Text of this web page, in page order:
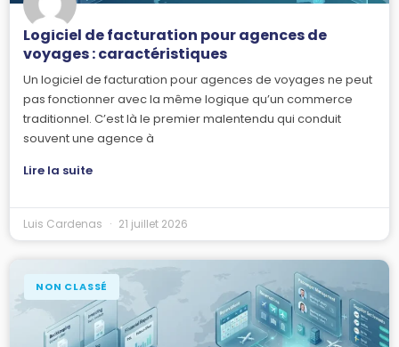
Logiciel de facturation pour agences de
voyages : caractéristiques
Un logiciel de facturation pour agences de voyages ne peut
pas fonctionner avec la même logique qu’un commerce
traditionnel. C’est là le premier malentendu qui conduit
souvent une agence à
Lire la suite
Luis Cardenas 21 juillet 2026
NON CLASSÉ